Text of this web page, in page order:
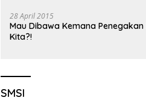
28 April 2015
Mau Dibawa Kemana Penegakan
Kita?!
SMSI